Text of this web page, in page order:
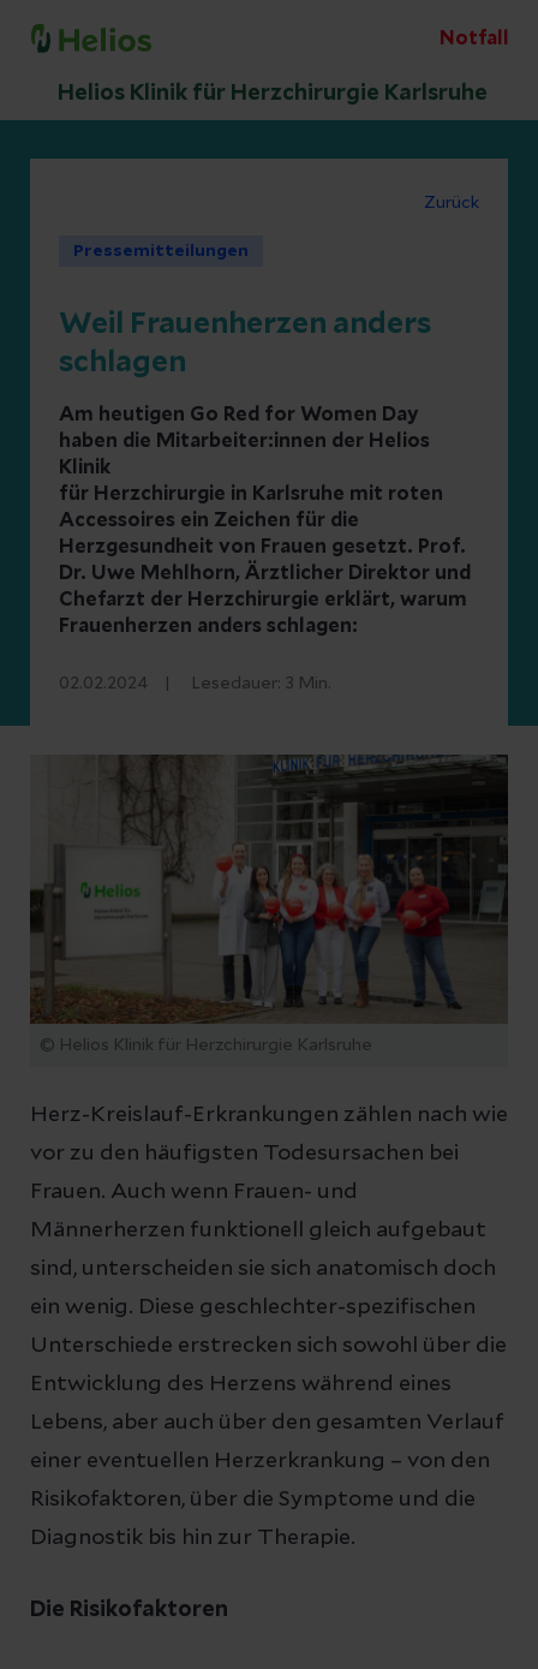
Notfall
Helios Klinik für Herzchirurgie Karlsruhe
Zurück
Pressemitteilungen
Weil Frauenherzen anders
schlagen
Am heutigen Go Red for Women Day
haben die Mitarbeiter:innen der Helios
Klinik
für Herzchirurgie in Karlsruhe mit roten
Accessoires ein Zeichen für die
Herzgesundheit von Frauen gesetzt. Prof.
Dr. Uwe Mehlhorn, Ärztlicher Direktor und
Chefarzt der Herzchirurgie erklärt, warum
Frauenherzen anders schlagen:
02.02.2024 Lesedauer: 3 Min.
© Helios Klinik für Herzchirurgie Karlsruhe
Herz-Kreislauf-Erkrankungen zählen nach wie
vor zu den häufigsten Todesursachen bei
Frauen. Auch wenn Frauen- und
Männerherzen funktionell gleich aufgebaut
sind, unterscheiden sie sich anatomisch doch
ein wenig. Diese geschlechter-spezifischen
Unterschiede erstrecken sich sowohl über die
Entwicklung des Herzens während eines
Lebens, aber auch über den gesamten Verlauf
einer eventuellen Herzerkrankung – von den
Risikofaktoren, über die Symptome und die
Diagnostik bis hin zur Therapie.
Die Risikofaktoren